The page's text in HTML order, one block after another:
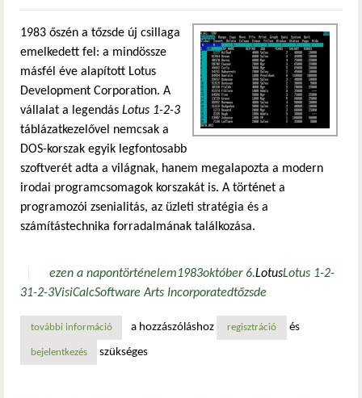
1983 őszén a tőzsde új csillaga
emelkedett fel: a mindössze
másfél éve alapított Lotus
Development Corporation. A
vállalat a legendás Lotus 1-2-3
táblázatkezelővel nemcsak a
DOS-korszak egyik legfontosabb
szoftverét adta a világnak, hanem megalapozta a modern
irodai programcsomagok korszakát is. A történet a
programozói zsenialitás, az üzleti stratégia és a
számítástechnika forradalmának találkozása.
ezen a napontörténelem1983október 6.LotusLotus 1-2-
31-2-3VisiCalcSoftware Arts Incorporatedtőzsde
további információanno: a lotus development corp. tőzsdére lépése
a hozzászóláshoz regisztráció és
bejelentkezés szükséges